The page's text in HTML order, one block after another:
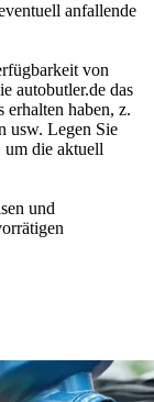
anfallende
von
autobutler.de das
erhalten haben, z.
usw. Legen Sie
um die aktuell
und